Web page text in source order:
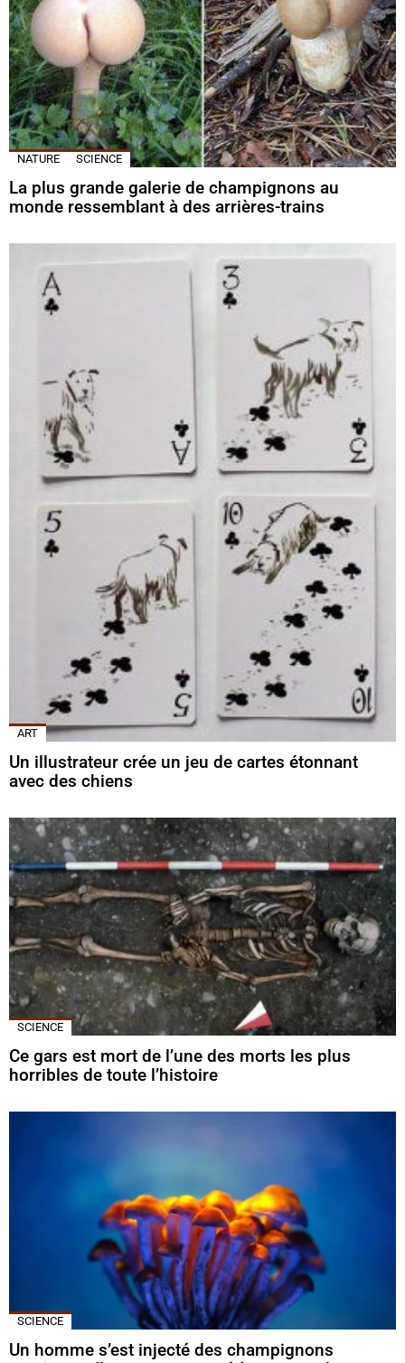
NATURE SCIENCE
La plus grande galerie de champignons au
monde ressemblant à des arrières-trains
ART
Un illustrateur crée un jeu de cartes étonnant
avec des chiens
SCIENCE
Ce gars est mort de l’une des morts les plus
horribles de toute l’histoire
SCIENCE
Un homme s’est injecté des champignons